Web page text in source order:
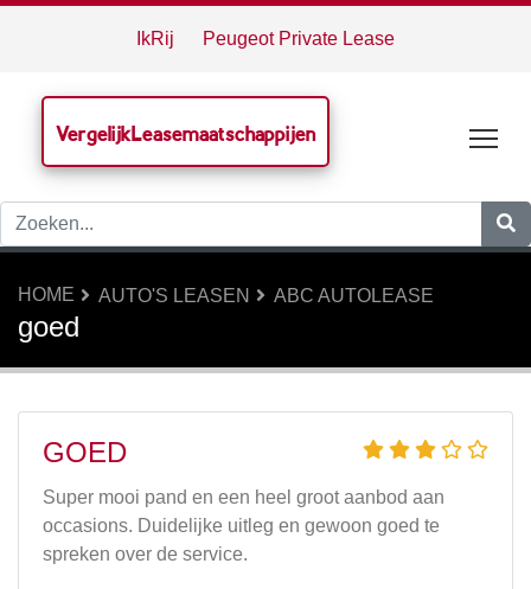
IkRij Peugeot Private Lease
VergelijkLeasemaatschappijen
HOME AUTO'S LEASEN ABC AUTOLEASE
goed
GOED
Super mooi pand en een heel groot aanbod aan
occasions. Duidelijke uitleg en gewoon goed te
spreken over de service.